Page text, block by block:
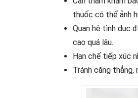
thuốc có thể ảnh
Quan hệ tình dục
cao quá lâu.
Hạn chế tiếp xúc
Tránh căng